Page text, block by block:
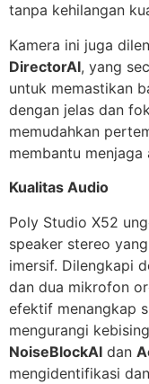
tanpa kehilangan
Kamera ini juga
DirectorAI, yang
untuk memastikan
dengan jelas dan
memudahkan
membantu
Kualitas Audio
Poly Studio X52
speaker stereo
imersif. Dilengkapi
dan dua mikrofon
efektif menangkap
mengurangi
NoiseBlockAI dan
mengidentifikasi